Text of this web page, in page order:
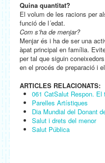
Quina quantitat?
El volum de les racions per
funció de l´edat.
Com s’ha de menjar?
Menjar és i ha de ser una
àpat principal en família.
per tal que siguin
en el procés de preparació i
ARTICLES RELACIONATS:
061 CatSalut Respon.
Parelles Artístiques
Dia Mundial del Donant
Salut i drets del menor
Salut Pública